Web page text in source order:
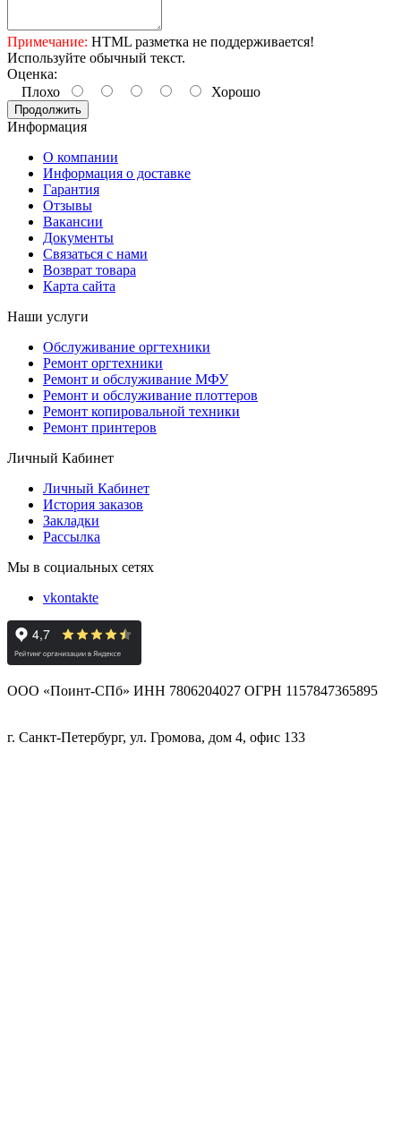
Примечание: HTML разметка не поддерживается!
Используйте обычный текст.
Оценка:
Плохо
Хорошо
Продолжить
Информация
О компании
Информация о доставке
Гарантия
Отзывы
Вакансии
Документы
Связаться с нами
Возврат товара
Карта сайта
Наши услуги
Обслуживание оргтехники
Ремонт оргтехники
Ремонт и обслуживание МФУ
Ремонт и обслуживание плоттеров
Ремонт копировальной техники
Ремонт принтеров
Личный Кабинет
Личный Кабинет
История заказов
Закладки
Рассылка
Мы в социальных сетях
vkontakte
ООО «Поинт-СПб» ИНН 7806204027 ОГРН 1157847365895
г. Санкт-Петербург, ул. Громова, дом 4, офис 133